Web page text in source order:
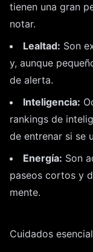
tienen una gran
notar.
Lealtad: Son
y, aunque
de alerta.
Inteligencia:
rankings de
de entrenar si se
Energía: Son
paseos cortos y
mente.
Cuidados